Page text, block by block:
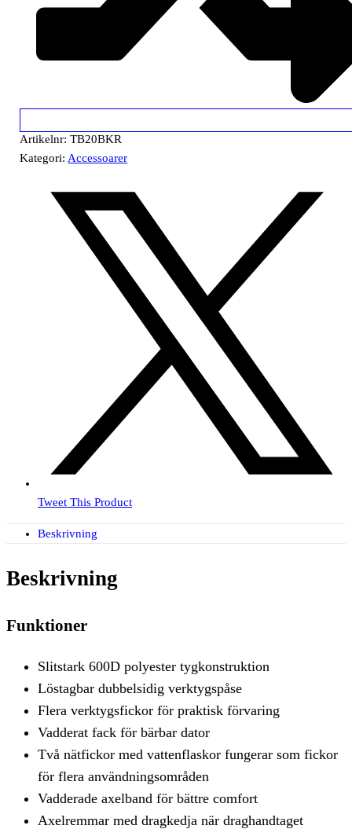
Artikelnr:TB20BKR
Kategori: Accessoarer
Tweet This Product
Beskrivning
Beskrivning
Funktioner
Slitstark 600D polyester tygkonstruktion
Löstagbar dubbelsidig verktygspåse
Flera verktygsfickor för praktisk förvaring
Vadderat fack för bärbar dator
Två nätfickor med vattenflaskor fungerar som fickor
för flera användningsområden
Vadderade axelband för bättre comfort
Axelremmar med dragkedja när draghandtaget